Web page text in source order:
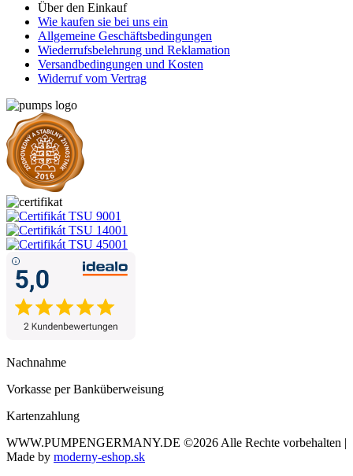
Über den Einkauf
Wie kaufen sie bei uns ein
Allgemeine Geschäftsbedingungen
Wiederrufsbelehrung und Reklamation
Versandbedingungen und Kosten
Widerruf vom Vertrag
Nachnahme
Vorkasse per Banküberweisung
Kartenzahlung
WWW.PUMPENGERMANY.DE ©2026 Alle Rechte vorbehalten |
Made by moderny-eshop.sk